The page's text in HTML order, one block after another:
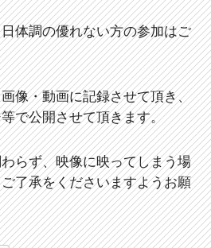
体調の優れない方の参加はご
像・動画に記録させて頂き、
で公開させて頂きます。
らず、映像に映ってしまう場
ご了承をくださいますようお願